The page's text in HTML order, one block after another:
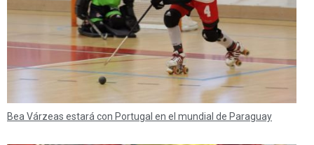
Bea Várzeas estará con Portugal en el mundial de Paraguay